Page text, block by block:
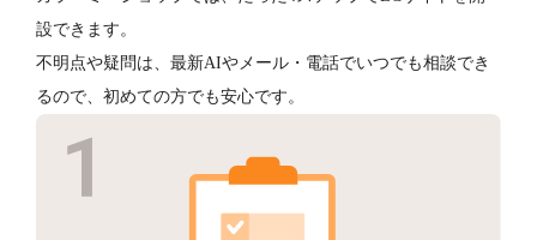
設できます。
不明点や疑問は、最新AIやメール・電話でいつでも相談でき
るので、初めての方でも安心です。